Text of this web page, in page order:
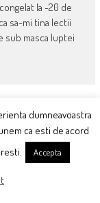
la -20 de
sa-mi tina lectii
sub masca luptei
dumneavoastra
ca esti de acord
Accepta